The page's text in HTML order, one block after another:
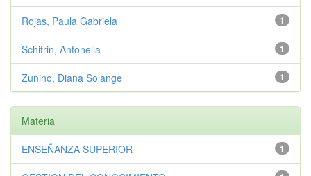
1
Rojas, Paula Gabriela
1
Schifrin, Antonella
1
Zunino, Diana Solange
Materia
1
ENSEÑANZA SUPERIOR